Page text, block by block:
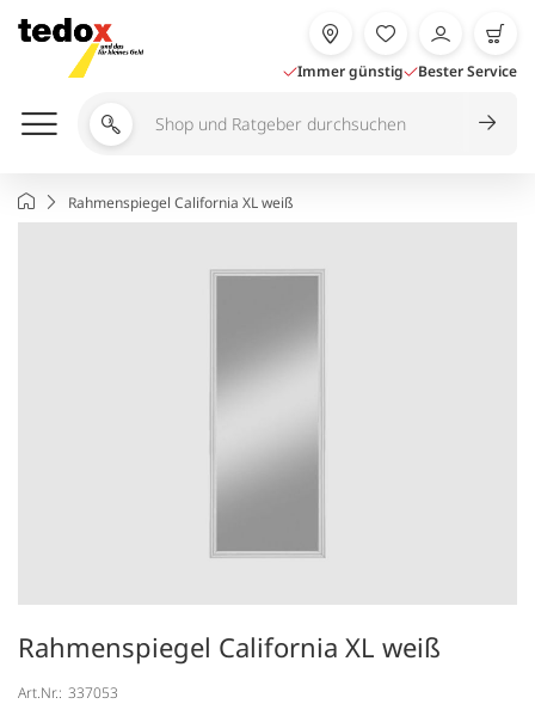
Inhalt
springen
Immer günstig Bester Service
Shop
durchsuchen
StartseiteRahmenspiegel California XL weiß
Rahmenspiegel California XL weiß
Art.Nr.: 337053